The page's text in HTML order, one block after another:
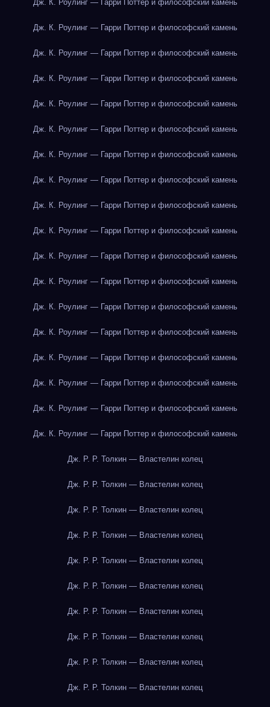
Дж. К. Роулинг — Гарри Поттер и философский камень
Дж. К. Роулинг — Гарри Поттер и философский камень
Дж. К. Роулинг — Гарри Поттер и философский камень
Дж. К. Роулинг — Гарри Поттер и философский камень
Дж. К. Роулинг — Гарри Поттер и философский камень
Дж. К. Роулинг — Гарри Поттер и философский камень
Дж. К. Роулинг — Гарри Поттер и философский камень
Дж. К. Роулинг — Гарри Поттер и философский камень
Дж. К. Роулинг — Гарри Поттер и философский камень
Дж. К. Роулинг — Гарри Поттер и философский камень
Дж. К. Роулинг — Гарри Поттер и философский камень
Дж. К. Роулинг — Гарри Поттер и философский камень
Дж. К. Роулинг — Гарри Поттер и философский камень
Дж. К. Роулинг — Гарри Поттер и философский камень
Дж. К. Роулинг — Гарри Поттер и философский камень
Дж. К. Роулинг — Гарри Поттер и философский камень
Дж. К. Роулинг — Гарри Поттер и философский камень
Дж. К. Роулинг — Гарри Поттер и философский камень
Дж. Р. Р. Толкин — Властелин колец
Дж. Р. Р. Толкин — Властелин колец
Дж. Р. Р. Толкин — Властелин колец
Дж. Р. Р. Толкин — Властелин колец
Дж. Р. Р. Толкин — Властелин колец
Дж. Р. Р. Толкин — Властелин колец
Дж. Р. Р. Толкин — Властелин колец
Дж. Р. Р. Толкин — Властелин колец
Дж. Р. Р. Толкин — Властелин колец
Дж. Р. Р. Толкин — Властелин колец